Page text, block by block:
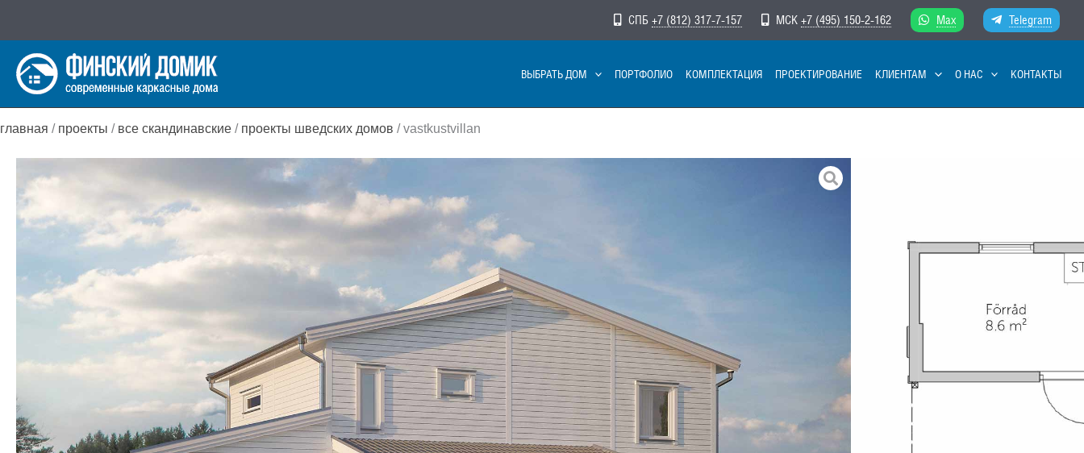
к
содержимому
СПБ +7 (812) 317-7-157 МСК +7 (495) 150-2-162 Max Telegram
ВЫБРАТЬ ДОМ ПОРТФОЛИО КОМПЛЕКТАЦИЯ ПРОЕКТИРОВАНИЕ КЛИЕНТАМ О НАС КОНТАКТЫ
главная / проекты / все скандинавские / проекты шведских домов / vastkustvillan